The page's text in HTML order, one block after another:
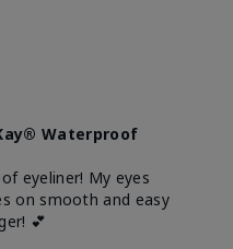
Waterproof
eyeliner! My eyes
on smooth and easy
💕